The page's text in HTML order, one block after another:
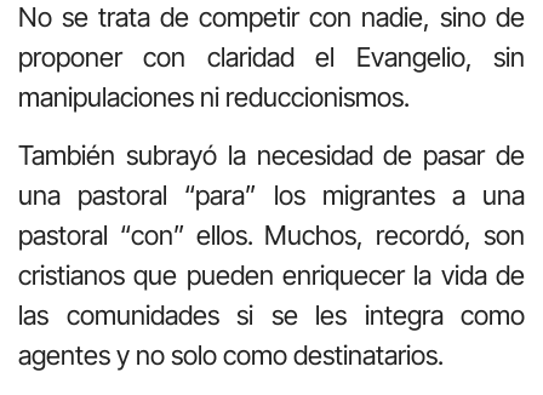
No se trata de competir con nadie, sino de
proponer con claridad el Evangelio, sin
manipulaciones ni reduccionismos.
También subrayó la necesidad de pasar de
una pastoral “para” los migrantes a una
pastoral “con” ellos. Muchos, recordó, son
cristianos que pueden enriquecer la vida de
las comunidades si se les integra como
agentes y no solo como destinatarios.